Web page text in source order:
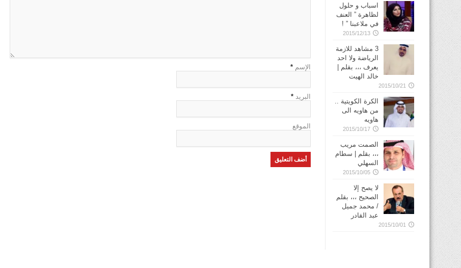
الإسم *
البريد *
الموقع
اسباب و حلول
لظاهرة ” العنف
في ملاعبنا ” !
2015/12/13
3 مشاهد للازمة
الرياضة ولا احد
يعرف ،،، بقلم |
خالد الهيت
2015/10/21
الكرة الكويتية ..
من هاويه الى
هاويه
2015/10/17
الصمت مريب
،،، بقلم | سطام
السهلي
2015/10/05
لا يصح إلا
الصحيح ،،، بقلم
/ محمد جميل
عبد القادر
2015/10/01